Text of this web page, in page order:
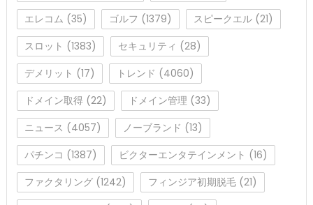
エレコム (35) ゴルフ (1379) スピークエル(21)
スロット (1383) セキュリティ (28)
デメリット (17) トレンド (4060)
ドメイン取得(22) ドメイン管理(33)
ニュース (4057) ノーブランド (13)
パチンコ (1387) ビクターエンタテインメント (16)
ファクタリング(1242) フィンジア初期脱毛(21)